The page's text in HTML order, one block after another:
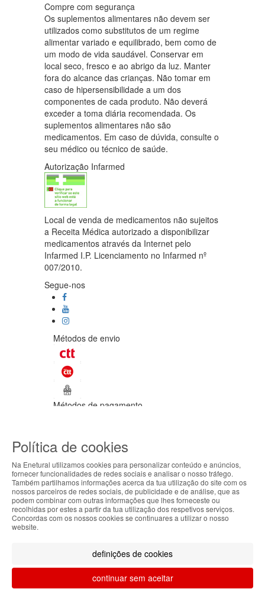
Compre com segurança
Os suplementos alimentares não devem ser
utilizados como substitutos de um regime
alimentar variado e equilibrado, bem como de
um modo de vida saudável. Conservar em
local seco, fresco e ao abrigo da luz. Manter
fora do alcance das crianças. Não tomar em
caso de hipersensibilidade a um dos
componentes de cada produto. Não deverá
exceder a toma diária recomendada. Os
suplementos alimentares não são
medicamentos. Em caso de dúvida, consulte o
seu médico ou técnico de saúde.
Autorização Infarmed
Local de venda de medicamentos não sujeitos
a Receita Médica autorizado a disponibilizar
medicamentos através da Internet pelo
Infarmed I.P. Licenciamento no Infarmed nº
007/2010.
Segue-nos
Métodos de envio
Métodos de pagamento
Todos os direitos reservados / Salvo
apresentadas são válidas até ao dia 06-
08-2026.
Designed & developed byBsolus
Filtrar por
ABOUT THE COOKIES
Enetural handles information about your visit using
cookies that improve the performance of the
website, facilitate sharing via social networks and
continuing to browse our site, you accept the use of
these cookies. For more information, see our
Privacy and Cookie Policy. You can configure your
Política de cookies
Na Enetural utilizamos cookies para personalizar conteúdo e anúncios,
fornecer funcionalidades de redes sociais e analisar o nosso tráfego.
Também partilhamos informações acerca da tua utilização do site com os
nossos parceiros de redes sociais, de publicidade e de análise, que as
podem combinar com outras informações que lhes forneceste ou
recolhidas por estes a partir da tua utilização dos respetivos serviços.
Concordas com os nossos cookies se continuares a utilizar o nosso
website.
definições de cookies
continuar sem aceitar